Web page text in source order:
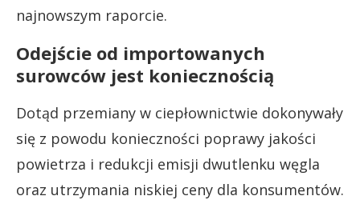
najnowszym raporcie.
Odejście od importowanych
surowców jest koniecznością
Dotąd przemiany w ciepłownictwie dokonywały
się z powodu konieczności poprawy jakości
powietrza i redukcji emisji dwutlenku węgla
oraz utrzymania niskiej ceny dla konsumentów.